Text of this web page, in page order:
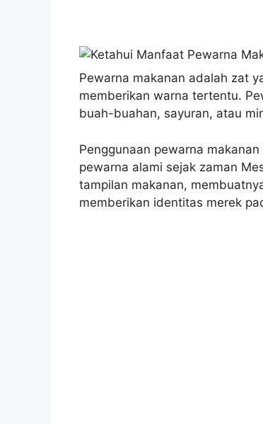
Pewarna makanan adalah zat
memberikan warna tertentu.
buah-buahan, sayuran, atau
Penggunaan pewarna
pewarna alami sejak zaman
tampilan makanan,
memberikan identitas merek